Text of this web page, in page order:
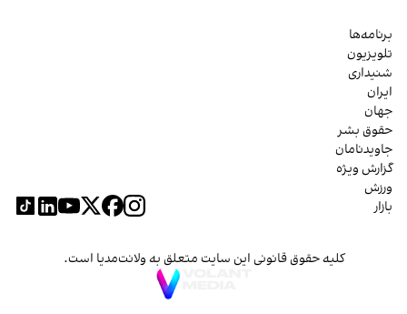
برنامه‌ها
تلویزیون
شنیداری
ایران
جهان
حقوق بشر
جاویدنامان
گزارش ویژه
ورزش
بازار
کلیه حقوق قانونی این سایت متعلق به ولانت‌مدیا است.